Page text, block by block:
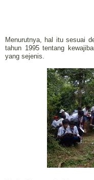
Menurutnya, hal itu sesuai
tahun 1995 tentang
yang sejenis.